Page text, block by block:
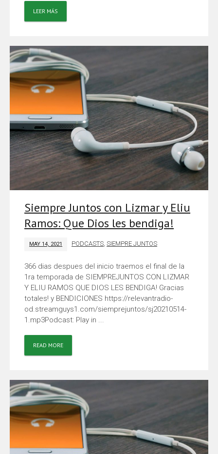
LEER MÁS
Siempre Juntos con Lizmar y Eliu
Ramos: Que Dios les bendiga!
MAY 14, 2021 PODCASTS ,SIEMPRE JUNTOS
366 dias despues del inicio traemos el final de la
1ra temporada de SIEMPREJUNTOS CON LIZMAR
Y ELIU RAMOS QUE DIOS LES BENDIGA! Gracias
totales! y BENDICIONES https://relevantradio-
od.streamguys1.com/siemprejuntos/sj20210514-
1.mp3Podcast: Play in ...
READ MORE